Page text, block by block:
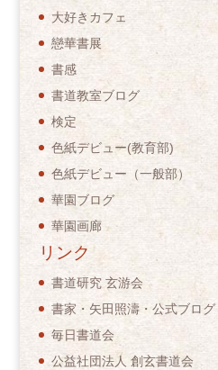
大好きカフェ
戀華書展
書感
書道教室ブログ
検定
色紙デビュー(教育部)
色紙デビュー（一般部）
華園ブログ
華園画廊
リンク
書道研究 玄游会
書家・矢田照濤・公式ブログ
毎日書道会
公益社団法人 創玄書道会